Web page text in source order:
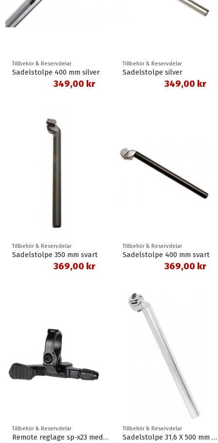
Tillbehör & Reservdelar
Sadelstolpe 400 mm silver
349,00 kr
Tillbehör & Reservdelar
Sadelstolpe silver
349,00 kr
Tillbehör & Reservdelar
Sadelstolpe 350 mm svart
369,00 kr
Tillbehör & Reservdelar
Sadelstolpe 400 mm svart
369,00 kr
Tillbehör & Reservdelar
Remote reglage sp-x23 med vajer för dropper post
Tillbehör & Reservdelar
Sadelstolpe 31,6 X 500 mm silver spectra för bla. monark delbar